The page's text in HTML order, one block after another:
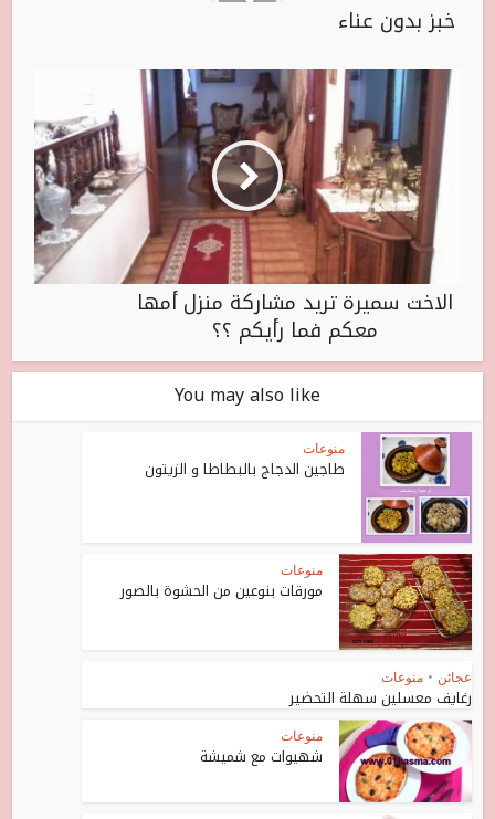
خبز بدون عناء
الاخت سميرة تريد مشاركة منزل أمها
معكم فما رأيكم ؟؟
You may also like
منوعات
طاجين الدجاج بالبطاطا و الزيتون
منوعات
مورقات بنوعين من الحشوة بالصور
عجائن • منوعات
رغايف معسلين سهلة التحضير
منوعات
شهيوات مع شميشة